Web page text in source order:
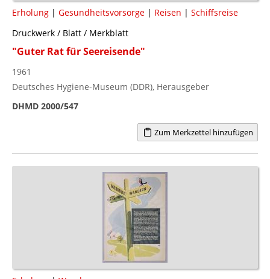
Erholung | Gesundheitsvorsorge | Reisen | Schiffsreise
Druckwerk / Blatt / Merkblatt
"Guter Rat für Seereisende"
1961
Deutsches Hygiene-Museum (DDR), Herausgeber
DHMD 2000/547
Zum Merkzettel hinzufügen